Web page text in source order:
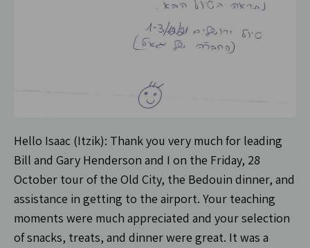
Hello Isaac (Itzik): Thank you very much for leading
Bill and Gary Henderson and I on the Friday, 28
October tour of the Old City, the Bedouin dinner, and
assistance in getting to the airport. Your teaching
moments were much appreciated and your selection
of snacks, treats, and dinner were great. It was a